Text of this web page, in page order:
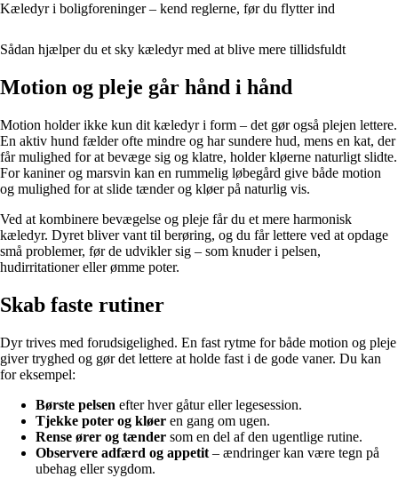
Kæledyr i boligforeninger – kend reglerne, før du flytter ind
Sådan hjælper du et sky kæledyr med at blive mere tillidsfuldt
Motion og pleje går hånd i hånd
Motion holder ikke kun dit kæledyr i form – det gør også plejen lettere.
En aktiv hund fælder ofte mindre og har sundere hud, mens en kat, der
får mulighed for at bevæge sig og klatre, holder kløerne naturligt slidte.
For kaniner og marsvin kan en rummelig løbegård give både motion
og mulighed for at slide tænder og kløer på naturlig vis.
Ved at kombinere bevægelse og pleje får du et mere harmonisk
kæledyr. Dyret bliver vant til berøring, og du får lettere ved at opdage
små problemer, før de udvikler sig – som knuder i pelsen,
hudirritationer eller ømme poter.
Skab faste rutiner
Dyr trives med forudsigelighed. En fast rytme for både motion og pleje
giver tryghed og gør det lettere at holde fast i de gode vaner. Du kan
for eksempel:
Børste pelsen efter hver gåtur eller legesession.
Tjekke poter og kløer en gang om ugen.
Rense ører og tænder som en del af den ugentlige rutine.
Observere adfærd og appetit – ændringer kan være tegn på
ubehag eller sygdom.